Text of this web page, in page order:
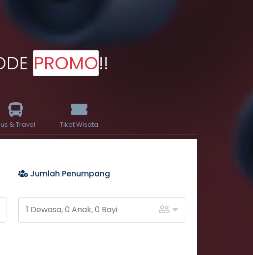
PROMO!!
& Travel Tiket Wisata
Jumlah Penumpang